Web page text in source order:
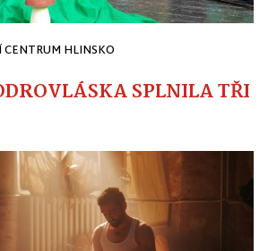
HLINSKO
SPLNILA